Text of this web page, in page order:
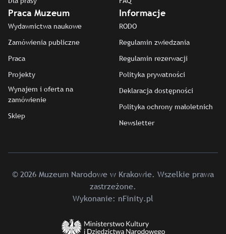
Praca Muzeum
Wydawnictwa naukowe
Zamówienia publiczne
Praca
Projekty
Wynajem i oferta na
zamówienie
Sklep
Informacje
RODO
Regulamin zwiedzania
Regulamin rezerwacji
Polityka prywatności
Deklaracja dostępności
Polityka ochrony małoletnich
Newsletter
© 2026 Muzeum Narodowe w Krakowie. Wszelkie prawa
zastrzeżone.
Wykonanie: nFinity.pl